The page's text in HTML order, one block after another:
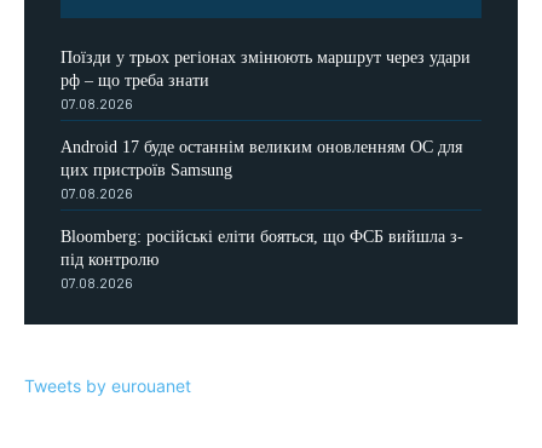
Поїзди у трьох регіонах змінюють маршрут через удари
рф – що треба знати
07.08.2026
Android 17 буде останнім великим оновленням ОС для
цих пристроїв Samsung
07.08.2026
Bloomberg: російські еліти бояться, що ФСБ вийшла з-
під контролю
07.08.2026
Tweets by eurouanet